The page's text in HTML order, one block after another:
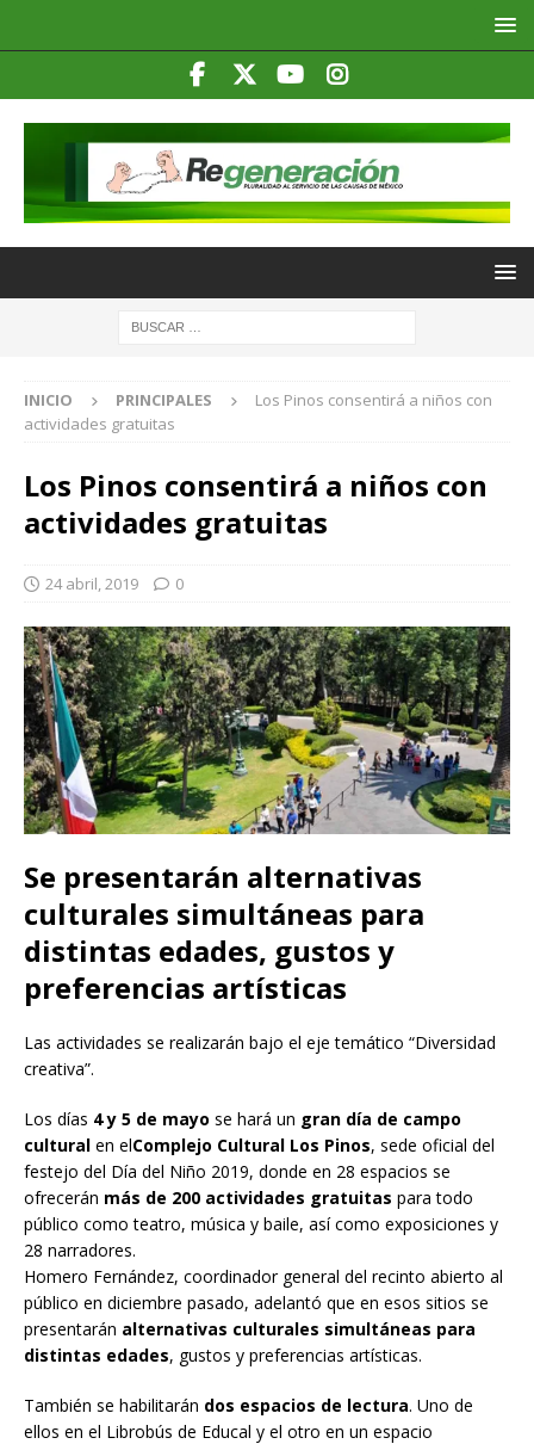
INICIO PRINCIPALES
Los Pinos consentirá a niños con
actividades gratuitas
Los Pinos consentirá a niños con
actividades gratuitas
24 abril, 2019 0
Se presentarán alternativas
culturales simultáneas para
distintas edades, gustos y
preferencias artísticas
Las actividades se realizarán bajo el eje temático “Diversidad
creativa”.
Los días 4 y 5 de mayo se hará un gran día de campo
cultural en elComplejo Cultural Los Pinos, sede oficial del
festejo del Día del Niño 2019, donde en 28 espacios se
ofrecerán más de 200 actividades gratuitas para todo
público como teatro, música y baile, así como exposiciones y
28 narradores.
Homero Fernández, coordinador general del recinto abierto al
público en diciembre pasado, adelantó que en esos sitios se
presentarán alternativas culturales simultáneas para
distintas edades, gustos y preferencias artísticas.
También se habilitarán dos espacios de lectura. Uno de
ellos en el Librobús de Educal y el otro en un espacio